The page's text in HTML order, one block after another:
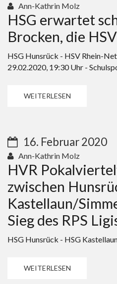
Ann-Kathrin Molz
HSG erwartet
Brocken, die
HSG Hunsrück - HSV Rhein-
29.02.2020, 19:30 Uhr -
WEITERLESEN
16. Februar 2020
Ann-Kathrin Molz
HVR
zwischen
Kastellaun/
Sieg des RPS
HSG Hunsrück - HSG
WEITERLESEN